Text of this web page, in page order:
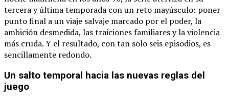
tercera y última temporada con un reto mayúsculo: poner
punto final a un viaje salvaje marcado por el poder, la
ambición desmedida, las traiciones familiares y la violencia
más cruda. Y el resultado, con tan solo seis episodios, es
sencillamente redondo.
Un salto temporal hacia las nuevas reglas del
juego